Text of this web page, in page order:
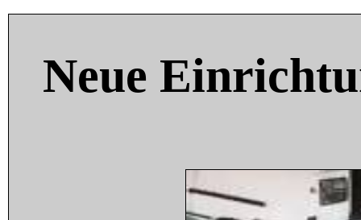
Neue